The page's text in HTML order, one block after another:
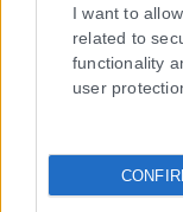
I want to
related to
functionality
user